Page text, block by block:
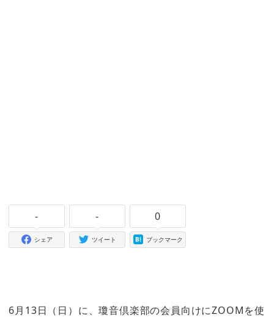
-
シェア
-
ツイート
0
ブックマーク
6月13日（日）に、瓊音倶楽部の会員向けにZOOMを使